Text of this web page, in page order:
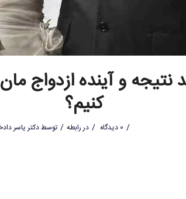
نتیجه و آینده ازدواج
کنیم؟
/ 0 دیدگاه / در رابطه / توسطدکتر یاسر